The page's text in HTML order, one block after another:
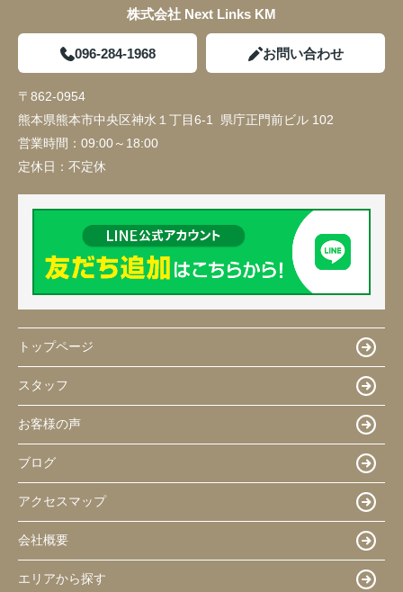
株式会社 Next Links KM
096-284-1968 お問い合わせ
〒862-0954
熊本県熊本市中央区神水１丁目6-1 県庁正門前ビル 102
営業時間： 09:00～18:00
定休日： 不定休
トップページ
スタッフ
お客様の声
ブログ
アクセスマップ
会社概要
エリアから探す